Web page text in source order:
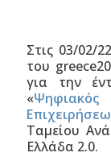
Στις 03/02/
του
για την
«
Ταμείου
Ελλάδα 2.0.